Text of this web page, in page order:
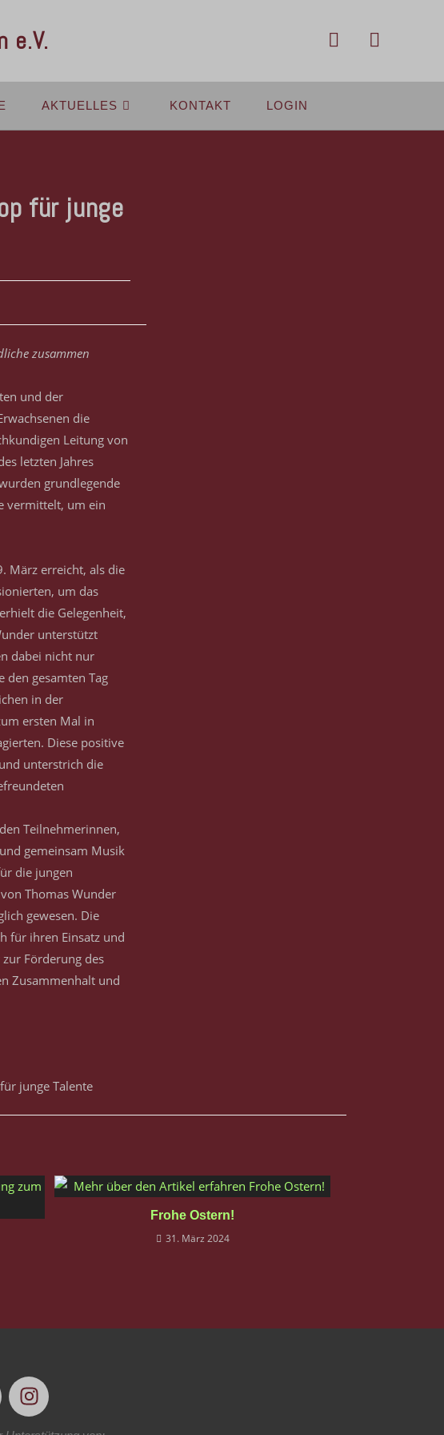
e.V.
AKTUELLES KONTAKT LOGIN
für junge
zusammen
und der
die
Leitung von
letzten Jahres
grundlegende
vermittelt, um ein
März erreicht, als die
um das
die Gelegenheit,
unterstützt
dabei nicht nur
den gesamten Tag
in der
ersten Mal in
Diese positive
unterstrich die
Teilnehmerinnen,
gemeinsam Musik
die jungen
Thomas Wunder
gewesen. Die
für ihren Einsatz und
Förderung des
Zusammenhalt und
Frohe Ostern!
31. März 2024